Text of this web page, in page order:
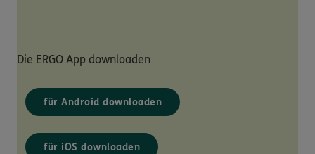
Die ERGO App downloaden
für Android downloaden
für iOS downloaden